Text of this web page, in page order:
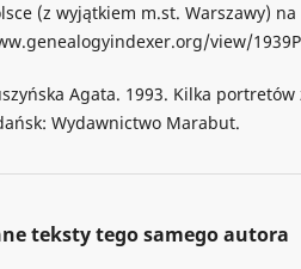
(z wyjątkiem m.st. Warszawy) na
view/
Agata. 1993. Kilka
Wydawnictwo Marabut.
teksty tego samego autora